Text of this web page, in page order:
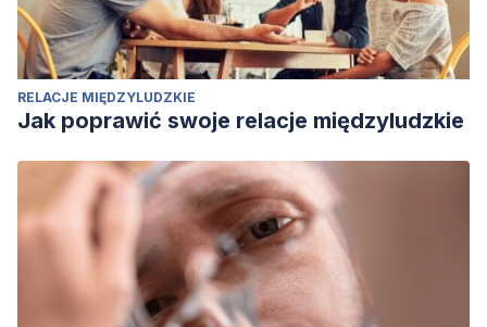
RELACJE MIĘDZYLUDZKIE
Jak poprawić swoje relacje międzyludzkie